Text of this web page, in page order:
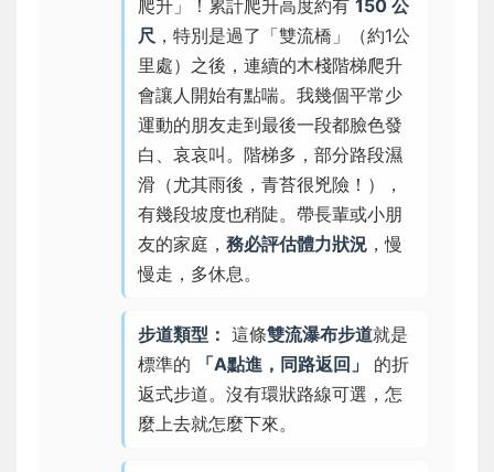
爬升」！累計爬升高度約有 150 公
尺 ，特別是過了「雙流橋」（約1公
里處）之後，連續的木棧階梯爬升
會讓人開始有點喘。我幾個平常少
運動的朋友走到最後一段都臉色發
白、哀哀叫。階梯多，部分路段濕
滑（尤其雨後，青苔很兇險！），
有幾段坡度也稍陡。帶長輩或小朋
友的家庭， 務必評估體力狀況 ，慢
慢走，多休息。
步道類型： 這條雙流瀑布步道就是
標準的
「A點進，同路返回」
的折
返式步道。沒有環狀路線可選，怎
麼上去就怎麼下來。